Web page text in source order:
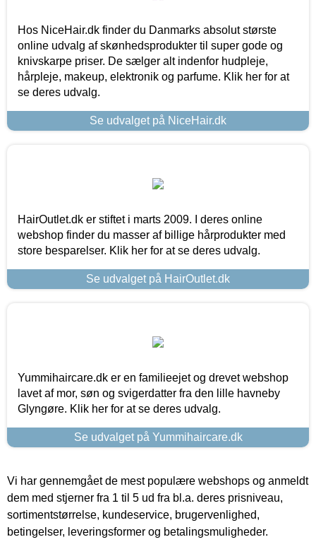
Hos NiceHair.dk finder du Danmarks absolut største
online udvalg af skønhedsprodukter til super gode og
knivskarpe priser. De sælger alt indenfor hudpleje,
hårpleje, makeup, elektronik og parfume. Klik her for at
se deres udvalg.
Se udvalget på NiceHair.dk
HairOutlet.dk er stiftet i marts 2009. I deres online
webshop finder du masser af billige hårprodukter med
store besparelser. Klik her for at se deres udvalg.
Se udvalget på HairOutlet.dk
Yummihaircare.dk er en familieejet og drevet webshop
lavet af mor, søn og svigerdatter fra den lille havneby
Glyngøre. Klik her for at se deres udvalg.
Se udvalget på Yummihaircare.dk
Vi har gennemgået de mest populære webshops og anmeldt
dem med stjerner fra 1 til 5 ud fra bl.a. deres prisniveau,
sortimentstørrelse, kundeservice, brugervenlighed,
betingelser, leveringsformer og betalingsmuligheder.